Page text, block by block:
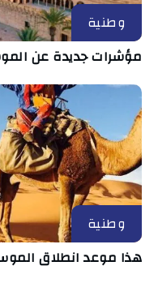
وطنية
مؤشرات جديدة عن
وطنية
هذا موعد انطلاق